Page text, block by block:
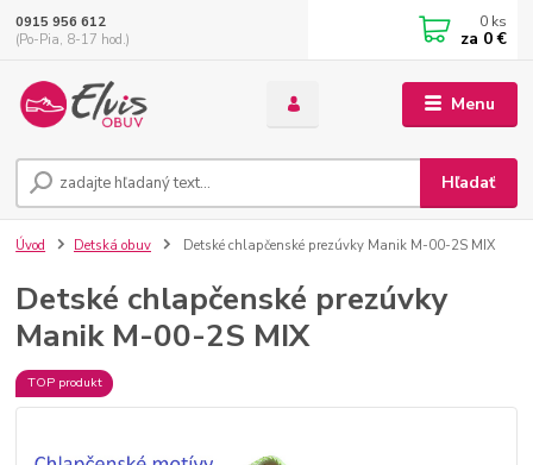
Menu
Hľadať
0915 956 612
(Po-Pia, 8-17 hod.)
0 ks
za 0 €
Úvod Detská obuv Detské chlapčenské prezúvky Manik M-00-2S MIX
Detské chlapčenské prezúvky
Manik M-00-2S MIX
TOP produkt